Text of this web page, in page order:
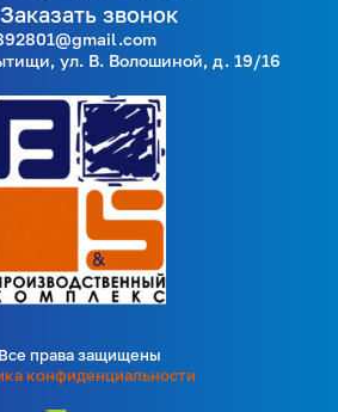
Заказать звонок
ул. В. Волошиной, д. 19/16
права защищены
конфиденциальности